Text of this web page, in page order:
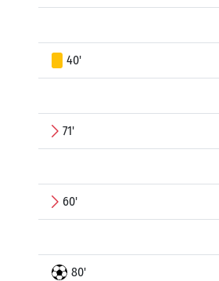
40'
71'
60'
80'